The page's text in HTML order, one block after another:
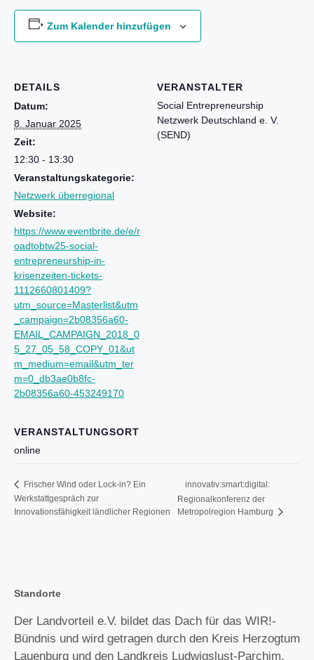
Zum Kalender hinzufügen
DETAILS
Datum:
8. Januar 2025
Zeit:
12:30 - 13:30
Veranstaltungskategorie:
Netzwerk überregional
Website:
https://www.eventbrite.de/e/r
oadtobtw25-social-
entrepreneurship-in-
krisenzeiten-tickets-
1112660801409?
utm_source=Masterlist&utm
_campaign=2b08356a60-
EMAIL_CAMPAIGN_2018_0
5_27_05_58_COPY_01&ut
m_medium=email&utm_ter
m=0_db3ae0b8fc-
2b08356a60-453249170
VERANSTALTER
Social Entrepreneurship
Netzwerk Deutschland e. V.
(SEND)
VERANSTALTUNGSORT
online
Frischer Wind oder Lock-in? Ein
Werkstattgespräch zur
Innovationsfähigkeit ländlicher Regionen
innovativ:smart:digital:
Regionalkonferenz der
Metropolregion Hamburg
Standorte
Der Landvorteil e.V. bildet das Dach für das WIR!-
Bündnis und wird getragen durch den Kreis Herzogtum
Lauenburg und den Landkreis Ludwigslust-Parchim.